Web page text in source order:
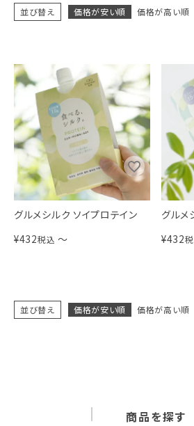
並び替え 価格が安い順 価格が高い順
グルメシルク ソイプロテイン
¥432税込 〜
グルメ
¥432
並び替え 価格が安い順 価格が高い順
商品を探す